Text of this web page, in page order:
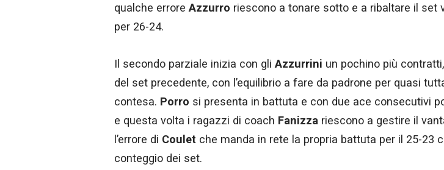
qualche errore Azzurro riescono a tonare sotto e a ribaltare il set
per 26-24.
Il secondo parziale inizia con gli Azzurrini un pochino più
del set precedente, con l’equilibrio a fare da padrone per quasi
contesa. Porro si presenta in battuta e con due ace consecutivi
e questa volta i ragazzi di coach Fanizza riescono a gestire il
l’errore di Coulet che manda in rete la propria battuta per il 25-23
conteggio dei set.